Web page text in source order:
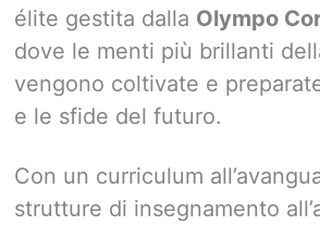
élite gestita dalla Olympo
dove le menti più brillanti
vengono coltivate e
e le sfide del futuro.
Con un curriculum
strutture di insegnamento